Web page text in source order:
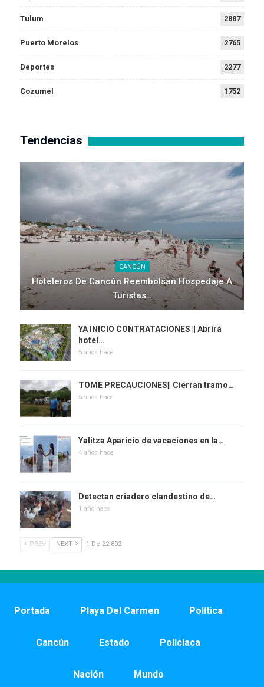
Tulum 2887
Puerto Morelos 2765
Deportes 2277
Cozumel 1752
Tendencias
CANCÚN
Hoteleros De Cancún Reembolsan Hospedaje A
Turistas…
YA INICIO CONTRATACIONES || Abrirá
hotel…
5 años hace
TOME PRECAUCIONES|| Cierran tramo…
5 años hace
Yalitza Aparicio de vacaciones en la…
4 años hace
Detectan criadero clandestino de…
1 año hace
PREV NEXT 1 De 22,802
Portada Playa Del Carmen Política
Cancún Estado Policiaca
Nación Mundo